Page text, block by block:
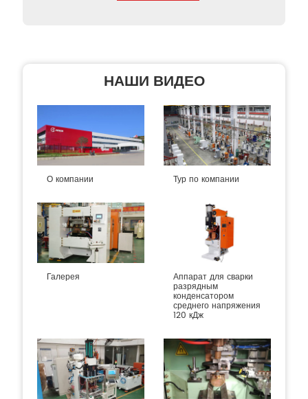
НАШИ ВИДЕО
О компании Тур по компании
Галерея Аппарат для сварки
разрядным
конденсатором
среднего напряжения
120 кДж